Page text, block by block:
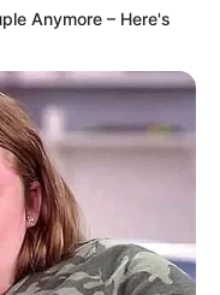
Anymore – Here's